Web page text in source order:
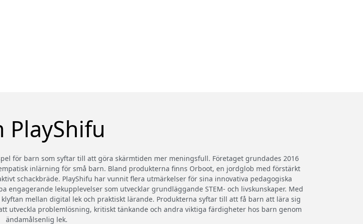
PlayShifu
för barn som syftar till att göra skärmtiden mer meningsfull. Företaget grundades 2016
inlärning för små barn. Bland produkterna finns Orboot, en jordglob med förstärkt
schackbräde. PlayShifu har vunnit flera utmärkelser för sina innovativa pedagogiska
engagerande lekupplevelser som utvecklar grundläggande STEM- och livskunskaper. Med
mellan digital lek och praktiskt lärande. Produkterna syftar till att få barn att lära sig
utveckla problemlösning, kritiskt tänkande och andra viktiga färdigheter hos barn genom
ändamålsenlig lek.